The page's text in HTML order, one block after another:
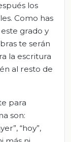
los
Como has
grado y
te serán
la escritura
al resto de
para
son:
“hoy”,